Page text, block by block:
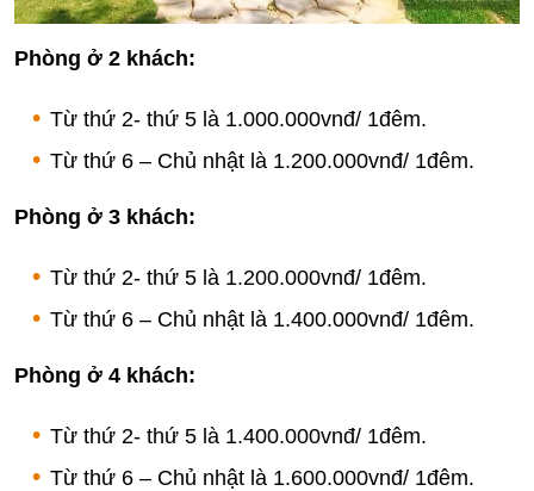
Phòng ở 2 khách:
Từ thứ 2- thứ 5 là 1.000.000vnđ/ 1đêm.
Từ thứ 6 – Chủ nhật là 1.200.000vnđ/ 1đêm.
Phòng ở 3 khách:
Từ thứ 2- thứ 5 là 1.200.000vnđ/ 1đêm.
Từ thứ 6 – Chủ nhật là 1.400.000vnđ/ 1đêm.
Phòng ở 4 khách:
Từ thứ 2- thứ 5 là 1.400.000vnđ/ 1đêm.
Từ thứ 6 – Chủ nhật là 1.600.000vnđ/ 1đêm.